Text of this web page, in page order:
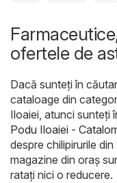
ofertele de
Dacă sunteți în
cataloage din
Iloaiei, atunci sunteți
Podu Iloaiei -
despre chilipirurile
magazine din oraș
ratați nici o reducere.